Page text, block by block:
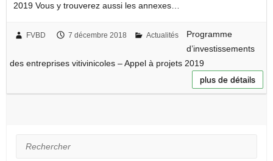
2019 Vous y trouverez aussi les annexes…
FVBD 7 décembre 2018 Actualités
Programme
d’investissements
des entreprises vitivinicoles – Appel à projets 2019
plus de détails
Rechercher